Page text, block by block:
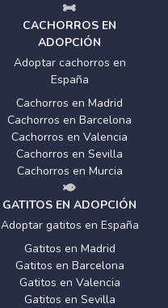
CACHORROS EN
ADOPCIÓN
Adoptar cachorros en
España
Cachorros en Madrid
Cachorros en Barcelona
Cachorros en Valencia
Cachorros en Sevilla
Cachorros en Murcia
GATITOS EN ADOPCIÓN
Adoptar gatitos en España
Gatitos en Madrid
Gatitos en Barcelona
Gatitos en Valencia
Gatitos en Sevilla